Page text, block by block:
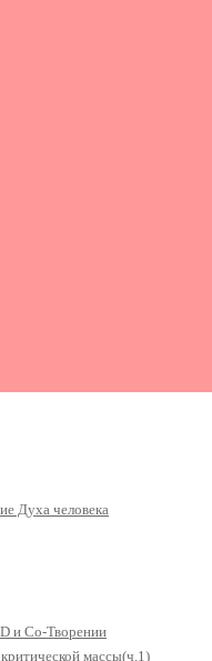
Духа человека
и Со-Творении
массы(ч.1)